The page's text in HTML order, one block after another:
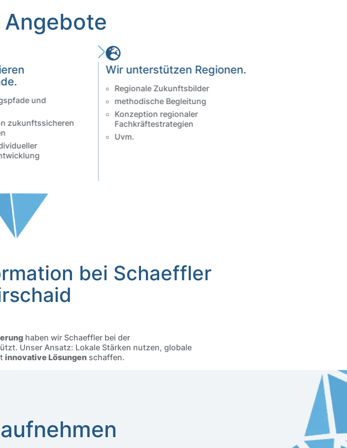
Angebote
und
zukunftssicheren
Wir unterstützen Regionen.
Regionale Zukunftsbilder
methodische Begleitung
Konzeption regionaler
Fachkräftestrategien
Uvm.
Einleitung
Einleitung
bei Schaeffler
haben wir Schaeffler bei der
Unser Ansatz: Lokale Stärken nutzen, globale
innovative Lösungen schaffen.